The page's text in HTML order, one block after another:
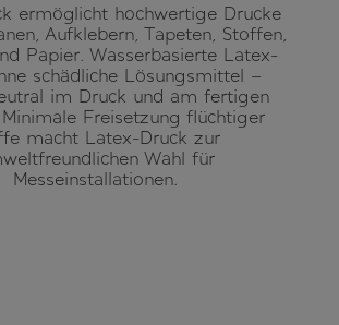
ermöglicht hochwertige Drucke
Aufklebern, Tapeten, Stoffen,
Papier. Wasserbasierte Latex-
schädliche Lösungsmittel –
im Druck und am fertigen
Freisetzung flüchtiger
macht Latex-Druck zur
Wahl für
Messeinstallationen.